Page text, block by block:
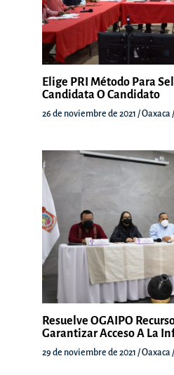
Elige PRI Método Para
Candidata O Candidato
26 de noviembre de 2021 /Oaxaca
Resuelve OGAIPO
Garantizar Acceso A La
29 de noviembre de 2021 /Oaxaca